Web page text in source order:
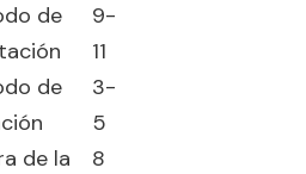
de
9-
11
de
3-
5
de la
8